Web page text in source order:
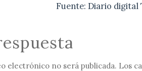
Fuente: Diario digital
electrónico no será publicada. Los